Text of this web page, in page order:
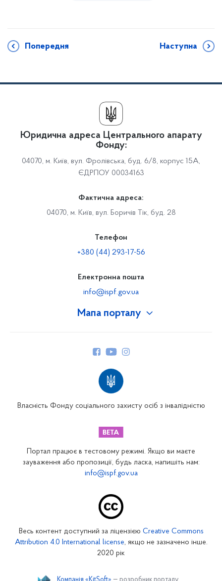
Попередня Наступна
Мапа порталу
Закарпатське відділення
Запорізьке відділення
Кіровоградське відділення
Юридична адреса Центрального апарату
Фонду:
04070, м. Київ, вул. Фролівська, буд. 6/8, корпус 15А,
ЄДРПОУ 00034163
Фактична адреса:
04070, м. Київ, вул. Боричів Тік, буд. 28
Телефон
+380 (44) 293-17-56
Електронна пошта
info@ispf.gov.ua
Власність Фонду соціального захисту осіб з інвалідністю
Портал працює в тестовому режимі. Якщо ви маєте
зауваження або пропозиції, будь ласка, напишіть нам:
info@ispf.gov.ua
Весь контент доступний за ліцензією Creative Commons
Attribution 4.0 International license, якщо не зазначено інше.
2020 рік